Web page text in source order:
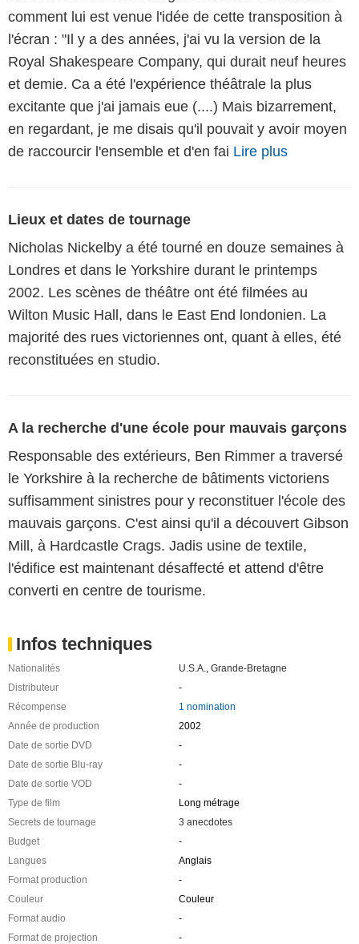
comment lui est venue l'idée de cette transposition à
l'écran : "Il y a des années, j'ai vu la version de la
Royal Shakespeare Company, qui durait neuf heures
et demie. Ca a été l'expérience théâtrale la plus
excitante que j'ai jamais eue (....) Mais bizarrement,
en regardant, je me disais qu'il pouvait y avoir moyen
de raccourcir l'ensemble et d'en fai Lire plus
Lieux et dates de tournage
Nicholas Nickelby a été tourné en douze semaines à
Londres et dans le Yorkshire durant le printemps
2002. Les scènes de théâtre ont été filmées au
Wilton Music Hall, dans le East End londonien. La
majorité des rues victoriennes ont, quant à elles, été
reconstituées en studio.
A la recherche d'une école pour mauvais garçons
Responsable des extérieurs, Ben Rimmer a traversé
le Yorkshire à la recherche de bâtiments victoriens
suffisamment sinistres pour y reconstituer l'école des
mauvais garçons. C'est ainsi qu'il a découvert Gibson
Mill, à Hardcastle Crags. Jadis usine de textile,
l'édifice est maintenant désaffecté et attend d'être
converti en centre de tourisme.
Infos techniques
Nationalités U.S.A., Grande-Bretagne
Distributeur
-
Récompense
1 nomination
Année de production
2002
Date de sortie DVD
-
Date de sortie Blu-ray
-
Date de sortie VOD
-
Type de film
Long métrage
Secrets de tournage
3 anecdotes
Budget
-
Langues
Anglais
Format production
-
Couleur
Couleur
Format audio
-
Format de projection
-